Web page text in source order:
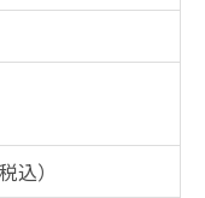
込）